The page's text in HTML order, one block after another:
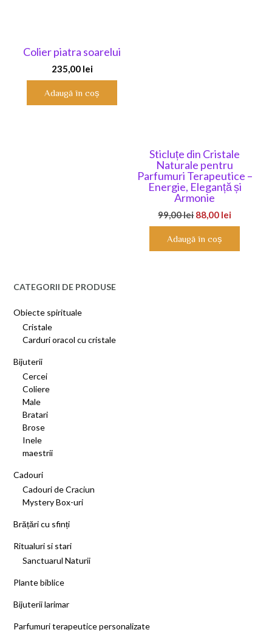
fi
alese
în
pagina
Colier piatra soarelui
235,00 lei
Adaugă în coș
Sticluțe din Cristale
Naturale pentru
Parfumuri Terapeutice –
Energie, Eleganță și
Armonie
99,00leiPrețul
inițial
a
fost:
88,00 leiPrețul
curent
88,00 lei.
Adaugă în coș
CATEGORII DE PRODUSE
Obiecte spirituale
Cristale
Carduri oracol cu cristale
Bijuterii
Cercei
Coliere
Male
Bratari
Brose
Inele
maestrii
Cadouri
Cadouri de Craciun
Mystery Box-uri
Brățări cu sfinți
Ritualuri si stari
Sanctuarul Naturii
Plante biblice
Bijuterii larimar
Parfumuri terapeutice personalizate